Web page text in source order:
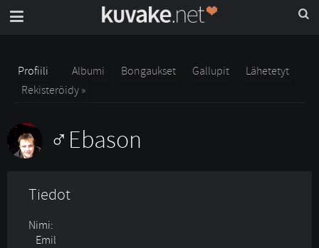
Profiili Albumi Bongaukset Gallupit
Lähetetyt
Rekisteröidy »
Ebason
Tiedot
Nimi:
Emil